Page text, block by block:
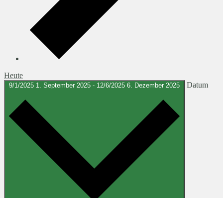
Heute
9/1/2025 1. September 2025 - 12/6/2025 6. Dezember 2025 Datum